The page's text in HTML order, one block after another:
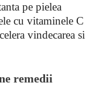
pe pielea
cu vitaminele C
vindecarea si
remedii